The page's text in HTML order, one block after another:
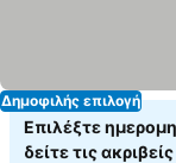
Δημοφιλής επιλογή
Επιλέξτε
δείτε τις